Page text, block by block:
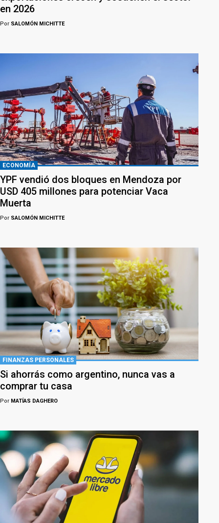
en 2026
Por SALOMÓN MICHITTE
ECONOMÍA
YPF vendió dos bloques en Mendoza por
USD 405 millones para potenciar Vaca
Muerta
Por SALOMÓN MICHITTE
FINANZAS PERSONALES
Si ahorrás como argentino, nunca vas a
comprar tu casa
Por MATÍAS DAGHERO